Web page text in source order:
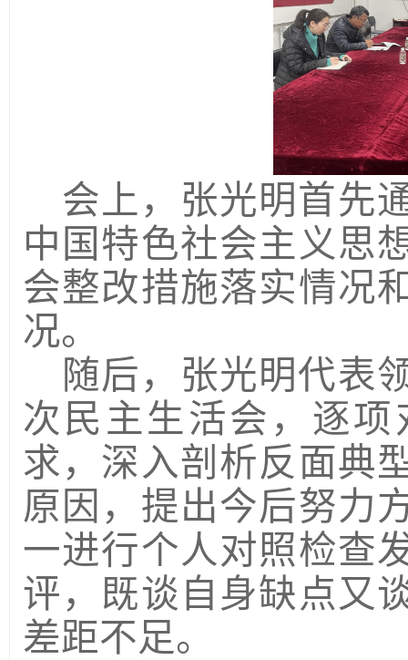
会上 ， 张光明首先
中国特色社会主义思
会整改措施落实情况
况。
随后，张光明代表
次民主生活会，逐
求，深入剖析反面典
原因，提出今后努力
一进行个人对照检查
评，既谈自身缺点又
差距不足。